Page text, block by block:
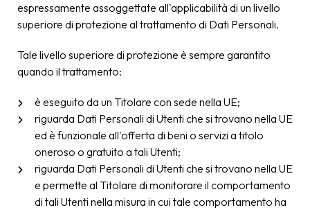
espressamente assoggettate all'applicabilità di un livello
superiore di protezione al trattamento di Dati Personali.
Tale livello superiore di protezione è sempre garantito
quando il trattamento:
è eseguito da un Titolare con sede nella UE;
riguarda Dati Personali di Utenti che si trovano nella UE
ed è funzionale all'offerta di beni o servizi a titolo
oneroso o gratuito a tali Utenti;
riguarda Dati Personali di Utenti che si trovano nella UE
e permette al Titolare di monitorare il comportamento
di tali Utenti nella misura in cui tale comportamento ha